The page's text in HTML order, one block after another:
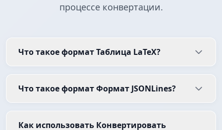
процессе конвертации.
Что такое формат Таблица LaTeX?
Что такое формат Формат JSONLines?
Как использовать Конвертировать